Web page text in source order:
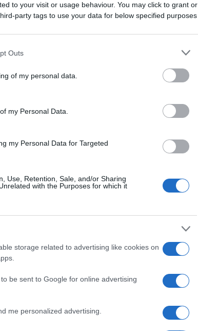
to your visit or usage behaviour. You may click to grant or
party tags to use your data for below specified purposes
Outs
of my personal data.
my Personal Data.
my Personal Data for Targeted
Use, Retention, Sale, and/or Sharing
with the Purposes for which it
storage related to advertising like cookies on
be sent to Google for online advertising
me personalized advertising.